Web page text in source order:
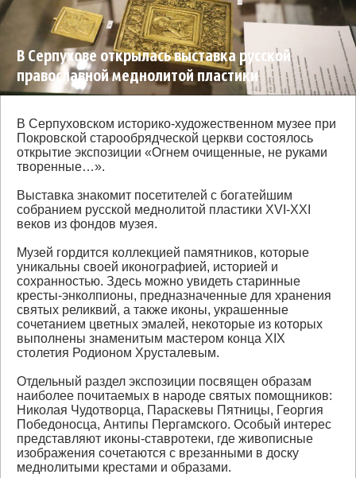
В Серпухове открылась выставка русской
православной меднолитой пластики
В Серпуховском историко-художественном музее при
Покровской старообрядческой церкви состоялось
открытие экспозиции «Огнем очищенные, не руками
творенные…».
Выставка знакомит посетителей с богатейшим
собранием русской меднолитой пластики XVI-XXI
веков из фондов музея.
Музей гордится коллекцией памятников, которые
уникальны своей иконографией, историей и
сохранностью. Здесь можно увидеть старинные
кресты-энколпионы, предназначенные для хранения
святых реликвий, а также иконы, украшенные
сочетанием цветных эмалей, некоторые из которых
выполнены знаменитым мастером конца XIX
столетия Родионом Хрусталевым.
Отдельный раздел экспозиции посвящен образам
наиболее почитаемых в народе святых помощников:
Николая Чудотворца, Параскевы Пятницы, Георгия
Победоносца, Антипы Пергамского. Особый интерес
представляют иконы-ставротеки, где живописные
изображения сочетаются с врезанными в доску
меднолитыми крестами и образами.